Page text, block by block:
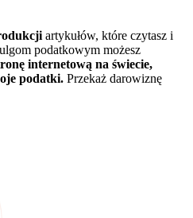
artykułów, które czytasz i
podatkowym możesz
internetową na świecie,
podatki. Przekaż darowiznę